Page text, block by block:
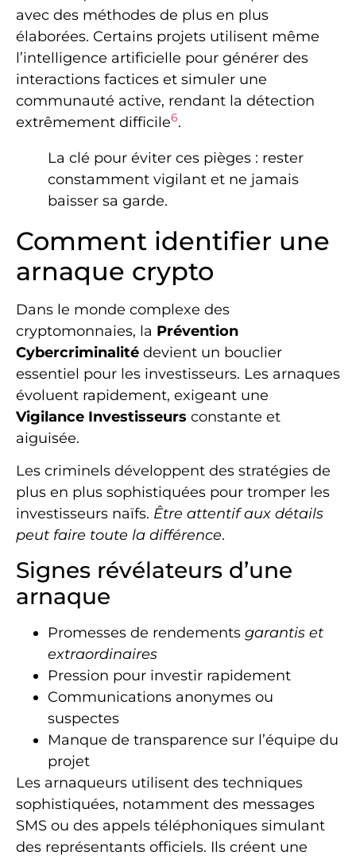
avec des méthodes de plus en plus
élaborées. Certains projets utilisent même
l’intelligence artificielle pour générer des
interactions factices et simuler une
communauté active, rendant la détection
extrêmement difficile6.
La clé pour éviter ces pièges : rester
constamment vigilant et ne jamais
baisser sa garde.
Comment identifier une
arnaque crypto
Dans le monde complexe des
cryptomonnaies, la Prévention
Cybercriminalité devient un bouclier
essentiel pour les investisseurs. Les arnaques
évoluent rapidement, exigeant une
Vigilance Investisseurs constante et
aiguisée.
Les criminels développent des stratégies de
plus en plus sophistiquées pour tromper les
investisseurs naïfs. Être attentif aux détails
peut faire toute la différence.
Signes révélateurs d’une
arnaque
Promesses de rendements garantis et
extraordinaires
Pression pour investir rapidement
Communications anonymes ou
suspectes
Manque de transparence sur l’équipe du
projet
Les arnaqueurs utilisent des techniques
sophistiquées, notamment des messages
SMS ou des appels téléphoniques simulant
des représentants officiels. Ils créent une